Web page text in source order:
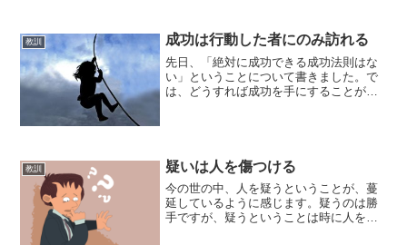
教訓 成功は行動した者にのみ訪れる
先日、「絶対に成功できる成功法則はな
い」ということについて書きました。で
は、どうすれば成功を手にすることがで
教訓 疑いは人を傷つける
今の世の中、人を疑うということが、蔓
延しているように感じます。疑うのは勝
手ですが、疑うということは時に人を傷